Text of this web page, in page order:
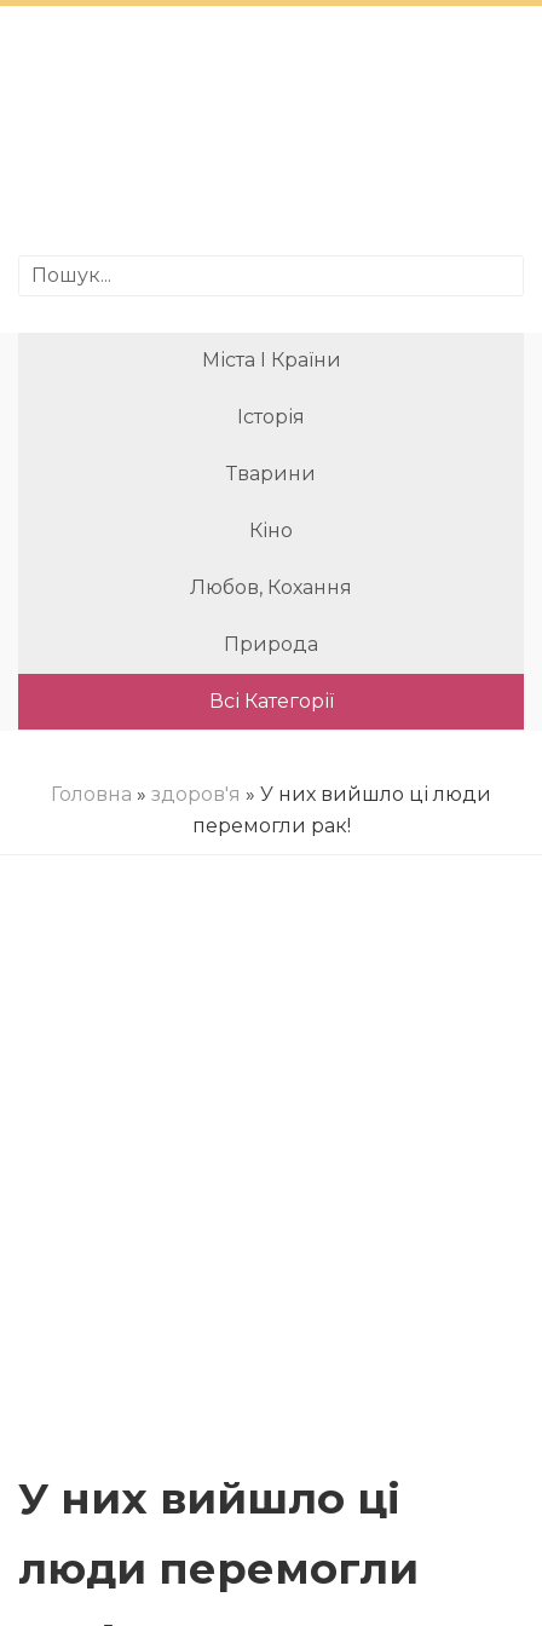
Міста І Країни
Історія
Тварини
Кіно
Любов, Кохання
Природа
Всі Категорії
Головна » здоров'я » У них вийшло ці люди
перемогли рак!
У них вийшло ці
люди перемогли